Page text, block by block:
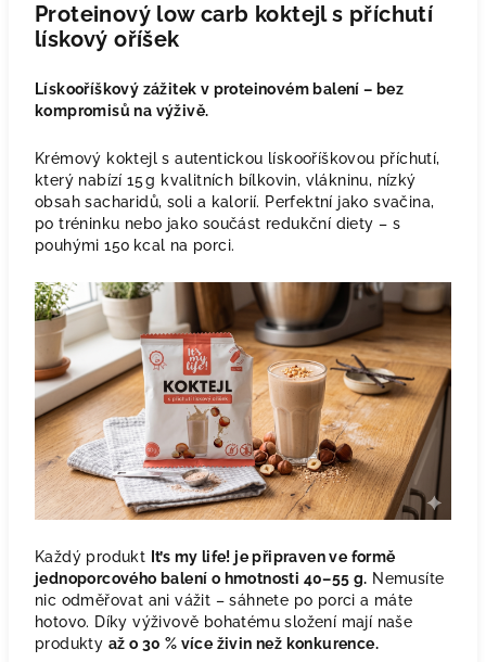
Proteinový low carb koktejl s příchutí
lískový oříšek
Lískooříškový zážitek v proteinovém balení – bez
kompromisů na výživě.
Krémový koktejl s autentickou lískooříškovou příchutí,
který nabízí 15 g kvalitních bílkovin, vlákninu, nízký
obsah sacharidů, soli a kalorií. Perfektní jako svačina,
po tréninku nebo jako součást redukční diety – s
pouhými 150 kcal na porci.
Každý produkt It’s my life! je připraven ve formě
jednoporcového balení o hmotnosti 40–55 g. Nemusíte
nic odměřovat ani vážit – sáhnete po porci a máte
hotovo. Díky výživově bohatému složení mají naše
produkty až o 30 % více živin než konkurence.